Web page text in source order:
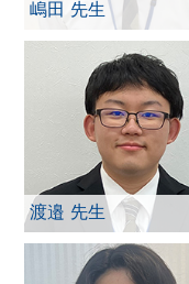
嶋田 先生
渡邉 先生